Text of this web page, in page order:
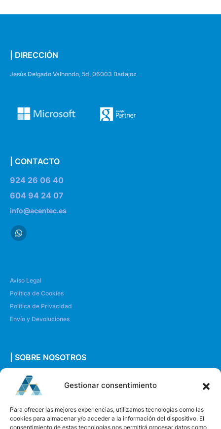
Gestionar consentimiento
Para ofrecer las mejores experiencias, utilizamos tecnologías como las
cookies para almacenar y/o acceder a la información del dispositivo. El
consentimiento de estas tecnologías nos permitirá procesar datos como
| DIRECCIÓN
Jesús Delgado Valhondo, 5d, 06003 Badajoz
| CONTACTO
924 26 06 40
604 94 24 07
info@acentec.es
Aviso Legal
Política de Cookies
Política de Privacidad
Envío y Devoluciones
| SOBRE NOSOTROS
Quiénes somos
Envíanos un mensaje